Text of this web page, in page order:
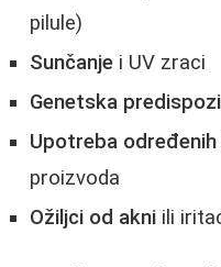
pilule)
Sunčanje i UV zraci
Genetska
Upotreba određenih
proizvoda
Ožiljci od akni ili